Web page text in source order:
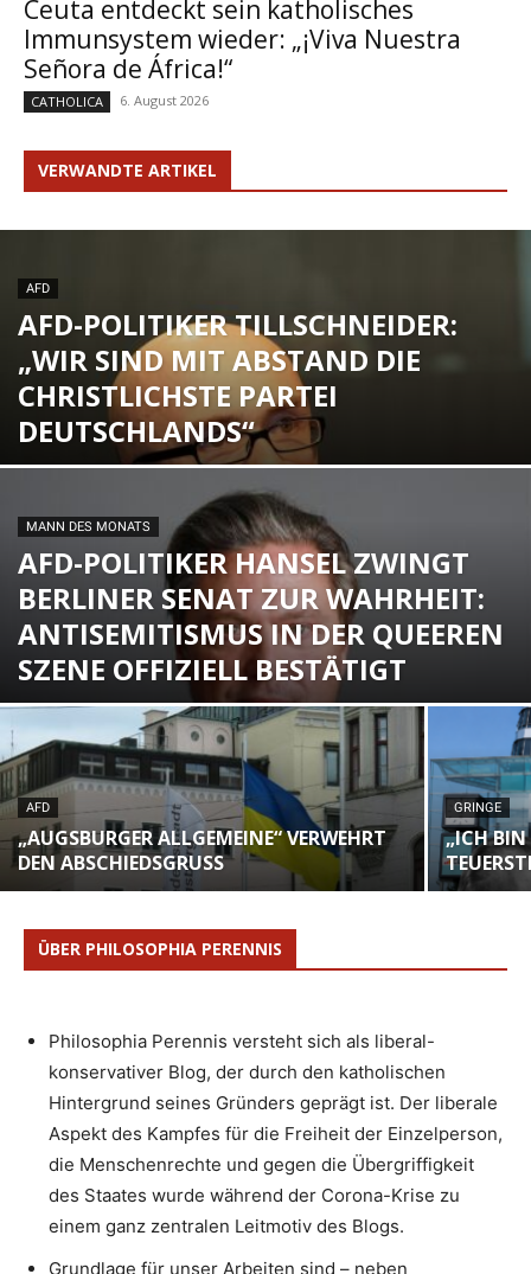
Ceuta entdeckt sein katholisches
Immunsystem wieder: „¡Viva Nuestra
Señora de África!“
CATHOLICA 6. August 2026
VERWANDTE ARTIKEL
AFD
AFD-POLITIKER TILLSCHNEIDER:
„WIR SIND MIT ABSTAND DIE
CHRISTLICHSTE PARTEI
DEUTSCHLANDS“
MANN DES MONATS
AFD-POLITIKER HANSEL ZWINGT
BERLINER SENAT ZUR WAHRHEIT:
ANTISEMITISMUS IN DER QUEEREN
SZENE OFFIZIELL BESTÄTIGT
AFD
„AUGSBURGER ALLGEMEINE“ VERWEHRT
DEN ABSCHIEDSGRUSS
GRINGE
„ICH BIN
ÜBER PHILOSOPHIA PERENNIS
Philosophia Perennis versteht sich als liberal-
konservativer Blog, der durch den katholischen
Hintergrund seines Gründers geprägt ist. Der liberale
Aspekt des Kampfes für die Freiheit der Einzelperson,
die Menschenrechte und gegen die Übergriffigkeit
des Staates wurde während der Corona-Krise zu
einem ganz zentralen Leitmotiv des Blogs.
Grundlage für unser Arbeiten sind – neben